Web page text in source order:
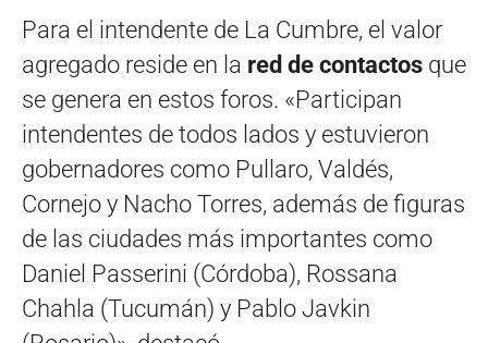
Para el intendente de La Cumbre, el valor
agregado reside en la red de contactos que
se genera en estos foros. «Participan
intendentes de todos lados y estuvieron
gobernadores como Pullaro, Valdés,
Cornejo y Nacho Torres, además de figuras
de las ciudades más importantes como
Daniel Passerini (Córdoba), Rossana
Chahla (Tucumán) y Pablo Javkin